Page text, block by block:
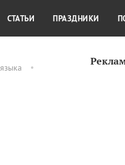
КУЛЬТУРА
СТАТЬИ ПРАЗДНИКИ